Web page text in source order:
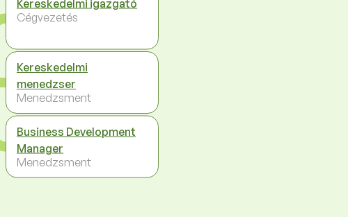
Kereskedelmi igazgató
Cégvezetés
Kereskedelmi
menedzser
Menedzsment
Business Development
Manager
Menedzsment